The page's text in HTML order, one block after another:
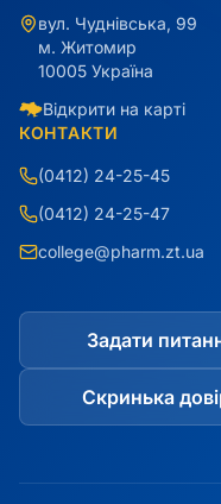
вул. Чуднівська, 99
м. Житомир
10005 Україна
Відкрити на карті
КОНТАКТИ
(0412) 24-25-45
(0412) 24-25-47
college@pharm.zt.ua
Задати
Скринька